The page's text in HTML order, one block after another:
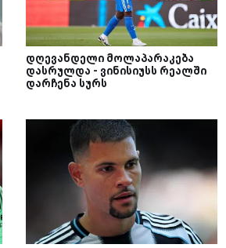
დღევანდელი მოლაპარაკება
დასრულდა - ვინისიუსს რეალში
დარჩენა სურს